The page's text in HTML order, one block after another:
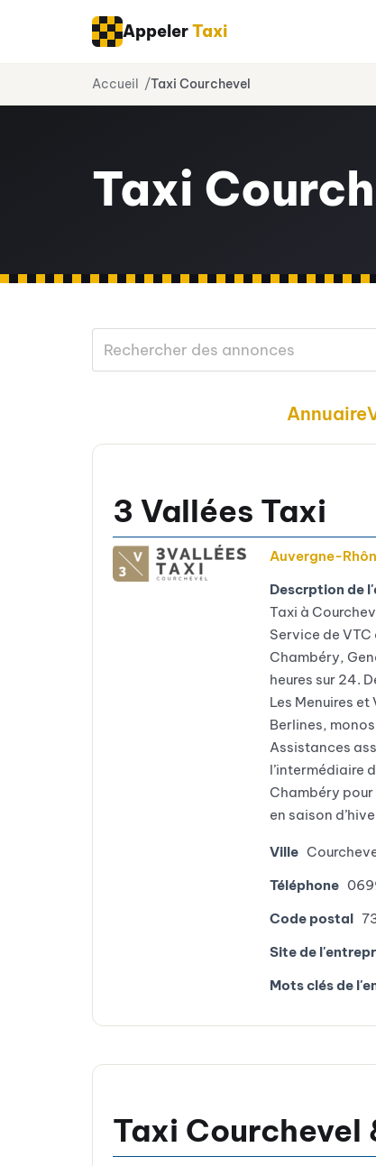
AppelerTaxi
Accueil Taxi Courchevel
Taxi
Annuaire
3 Vallées Taxi
Auvergne-
Descrption de
Taxi à
Service de
Chambéry,
heures sur 24.
Les Menuires
Berlines,
Assistances
l’intermédiaire
Chambéry pour
en saison
Ville
Téléphone
Code postal
Site de
Mots clés de
Taxi Courchevel